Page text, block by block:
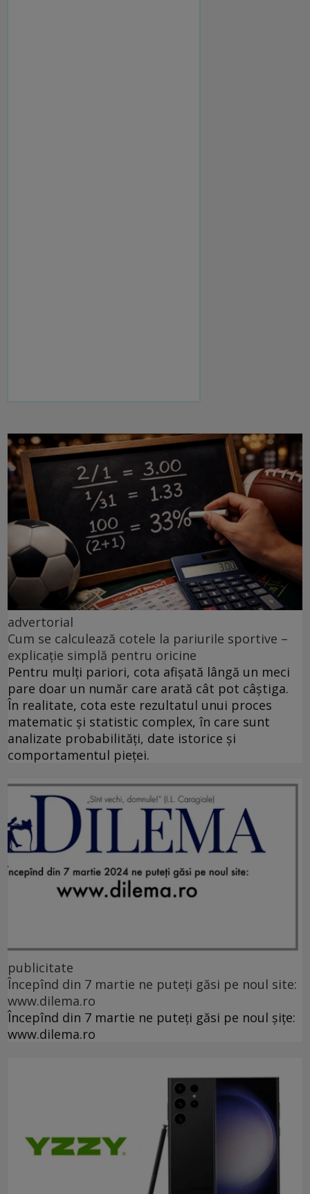
advertorial
Cum se calculează cotele la pariurile sportive –
explicație simplă pentru oricine
Pentru mulți pariori, cota afișată lângă un meci
pare doar un număr care arată cât pot câștiga.
În realitate, cota este rezultatul unui proces
matematic și statistic complex, în care sunt
analizate probabilități, date istorice și
comportamentul pieței.
publicitate
Începînd din 7 martie ne puteți găsi pe noul site:
www.dilema.ro
Începînd din 7 martie ne puteți găsi pe noul șițe:
www.dilema.ro